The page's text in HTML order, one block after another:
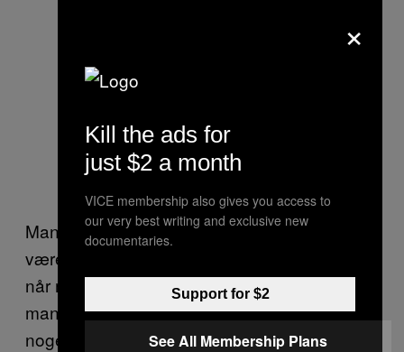
Man skal ikke bare grine som Marianne og
være glad for, at “man var tro mod sig selv”,
når man ryger ud og misser FINALEN, fordi
man lavede den kedeligste bærkage
nogensinde, og tænk, at det var lidt crazy, at
×
Kill the ads for
just $2 a month
VICE membership also gives you access to
our very best writing and exclusive new
documentaries.
Support for $2
See All Membership Plans